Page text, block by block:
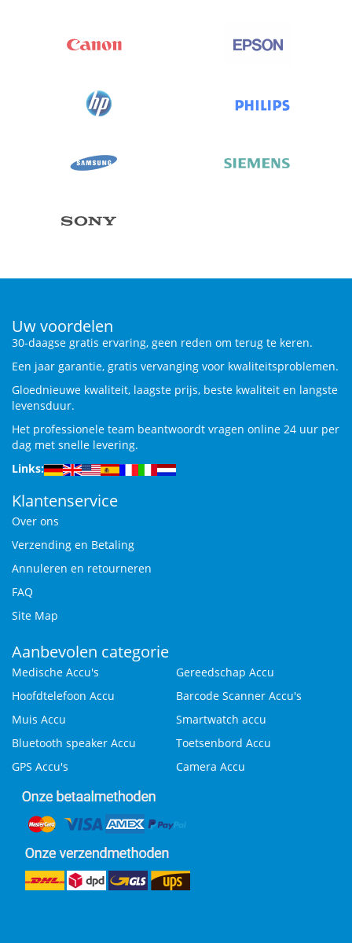
Uw voordelen
30-daagse gratis ervaring, geen reden om terug te keren.
Een jaar garantie, gratis vervanging voor kwaliteitsproblemen.
Gloednieuwe kwaliteit, laagste prijs, beste kwaliteit en langste
levensduur.
Het professionele team beantwoordt vragen online 24 uur per
dag met snelle levering.
Links:
Klantenservice
Over ons
Verzending en Betaling
Annuleren en retourneren
FAQ
Site Map
Aanbevolen categorie
Medische Accu's
Gereedschap Accu
Hoofdtelefoon Accu
Barcode Scanner Accu's
Muis Accu
Smartwatch accu
Bluetooth speaker Accu
Toetsenbord Accu
GPS Accu's
Camera Accu